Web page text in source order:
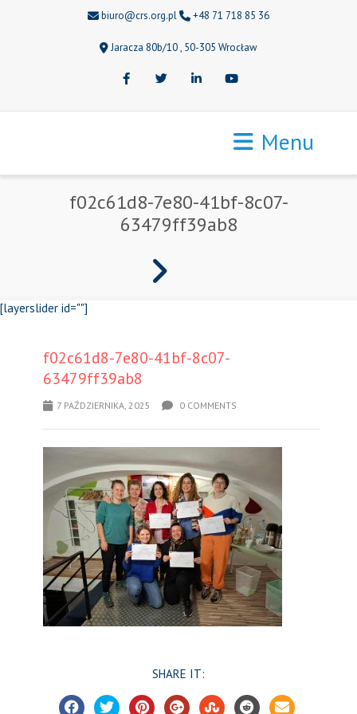
biuro@crs.org.pl +48 71 718 85 36
Jaracza 80b/10 , 50-305 Wrocław
FacebookTwitter LinkedInYoutube
Menu
f02c61d8-7e80-41bf-8c07-
63479ff39ab8
[layerslider id=""]
f02c61d8-7e80-41bf-8c07-
63479ff39ab8
7 PAŹDZIERNIKA, 2025 0 COMMENTS
SHARE IT: